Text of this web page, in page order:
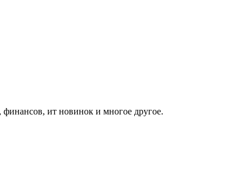
ит новинок и многое другое.